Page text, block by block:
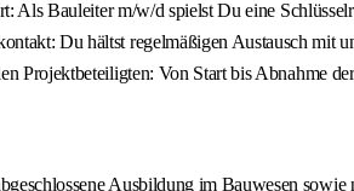
Als Bauleiter m/w/d spielst Du eine
Du hältst regelmäßigen Austausch mit
Projektbeteiligten: Von Start bis Abnahme
Ausbildung im Bauwesen